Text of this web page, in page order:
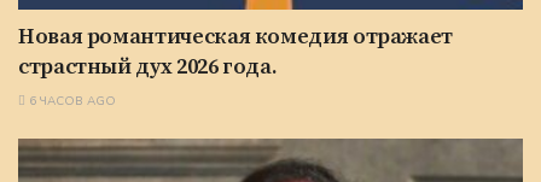
Новая романтическая комедия отражает
страстный дух 2026 года.
6 ЧАСОВ AGO